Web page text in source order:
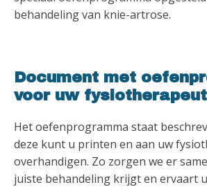
behandeling van knie-artrose.
Document met
voor uw fysiotherapeut
Het oefenprogramma staat
deze kunt u printen en aan uw
overhandigen. Zo zorgen we er
juiste behandeling krijgt en ervaart